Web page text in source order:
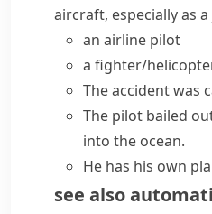
aircraft, especially as a
an airline pilot
a fighter/
The accident was
The pilot bailed
into the ocean.
He has his own
see also